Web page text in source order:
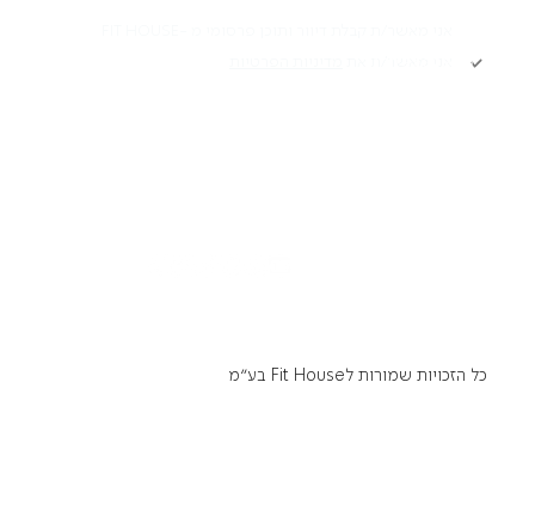
כל הזכויות שמורות לFit House בע״מ
Academy תקנון